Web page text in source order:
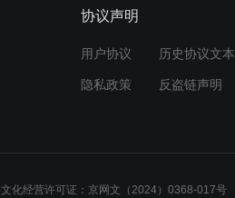
协议声明
用户协议 历史协议文本
隐私政策 反盗链声明
文化经营许可证：京网文（2024）0368-017号